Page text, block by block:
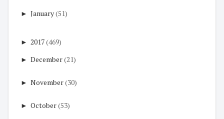
► January(51)
► 2017(469)
► December(21)
► November(30)
► October(53)